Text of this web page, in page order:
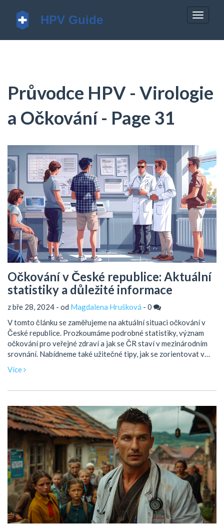
Průvodce HPV - Virologie
a Očkování - Page 31
Očkování v České republice: Aktuální
statistiky a důležité informace
z bře 28, 2024 - od Magdalena Hrušková - 0
V tomto článku se zaměřujeme na aktuální situaci očkování v
České republice. Prozkoumáme podrobné statistiky, význam
očkování pro veřejné zdraví a jak se ČR staví v mezinárodním
srovnání. Nabídneme také užitečné tipy, jak se zorientovat v
očkování.
Více